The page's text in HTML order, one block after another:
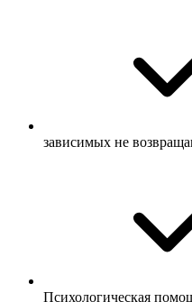
зависимых не
Психологическая